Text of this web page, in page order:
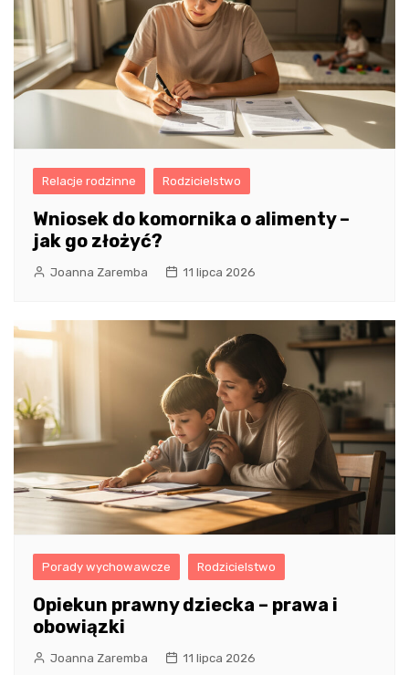
Relacje rodzinne Rodzicielstwo
Wniosek do komornika o alimenty –
jak go złożyć?
Joanna Zaremba 11 lipca 2026
Porady wychowawcze Rodzicielstwo
Opiekun prawny dziecka – prawa i
obowiązki
Joanna Zaremba 11 lipca 2026